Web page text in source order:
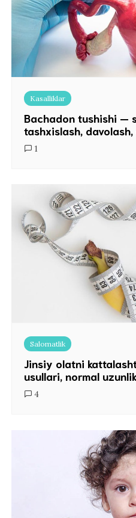
Kasalliklar
Bachadon tushishi —
tashxislash,
1
Salomatlik
Jinsiy olatni
usullari, normal
4